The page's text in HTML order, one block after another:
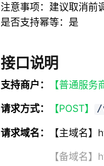
注意事项：建议取消前
是否支持幂等：是
接口说明
支持商户：
【普通服
请求方式：
【POST】 /
请求域名： 【主域名】
【备域名】https://